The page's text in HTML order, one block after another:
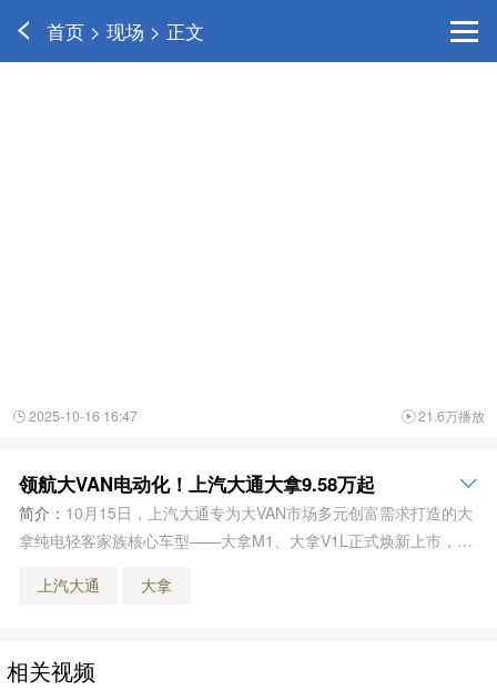
首页 > 现场 > 正文
 21.6万播放
 2025-10-16 16:47
领航大VAN电动化！上汽大通大拿9.58万起 
简介： 10月15日，上汽大通专为大VAN市场多元创富需求打造的大
拿纯电轻客家族核心车型——大拿M1、大拿V1L正式焕新上市，以
M1售价19.78万元起
上汽大通 大拿
相关视频